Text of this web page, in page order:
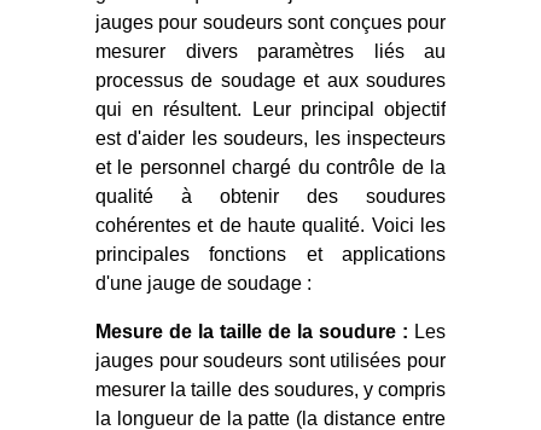
jauges pour soudeurs sont conçues pour
mesurer divers paramètres liés au
processus de soudage et aux soudures
qui en résultent. Leur principal objectif
est d'aider les soudeurs, les inspecteurs
et le personnel chargé du contrôle de la
qualité à obtenir des soudures
cohérentes et de haute qualité. Voici les
principales fonctions et applications
d'une jauge de soudage :
Mesure de la taille de la soudure : Les
jauges pour soudeurs sont utilisées pour
mesurer la taille des soudures, y compris
la longueur de la patte (la distance entre